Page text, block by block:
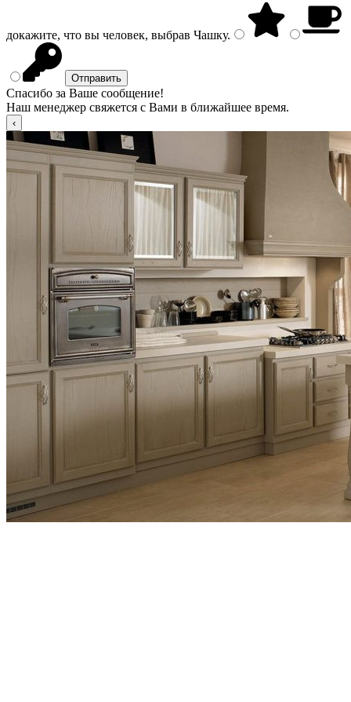
докажите, что вы человек, выбрав Чашку.
Спасибо за Ваше сообщение!
Наш менеджер свяжется с Вами в ближайшее время.